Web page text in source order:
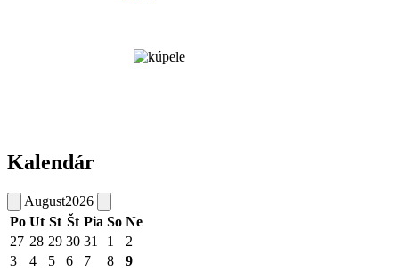
Kalendár
August2026
Po Ut St Št Pia So Ne
27 28 29 30 31 1
2
3
4 5 6 7 8
9